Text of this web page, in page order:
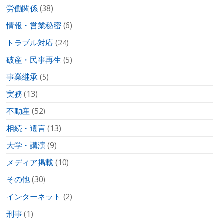
労働関係(38)
情報・営業秘密(6)
トラブル対応(24)
破産・民事再生 (5)
事業継承(5)
実務 (13)
不動産(52)
相続・遺言(13)
大学・講演(9)
メディア掲載(10)
その他(30)
インターネット (2)
刑事(1)